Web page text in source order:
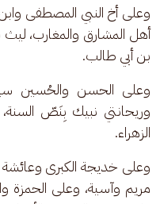
وعلى أخ النبي المصطفى
أهل المشارق والمغارب، ليث
بن أبي طالب.
وعلى الحسن والحُسين
وريحانتي نبيك بِنَصّ السنة،
الزهراء.
وعلى خديجة الكبرى وعائشة
مريم وآسية، وعلى الحمزة